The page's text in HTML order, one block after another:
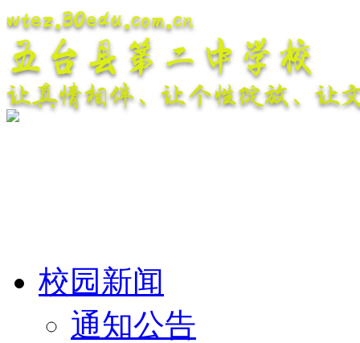
wtez.30edu.com.cn
五台县第二中学校
让真情相伴、让个性绽放、让
校园新闻
通知公告